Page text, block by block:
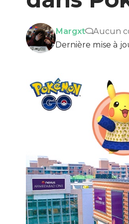
Dernière mise à
Margxt Aucun